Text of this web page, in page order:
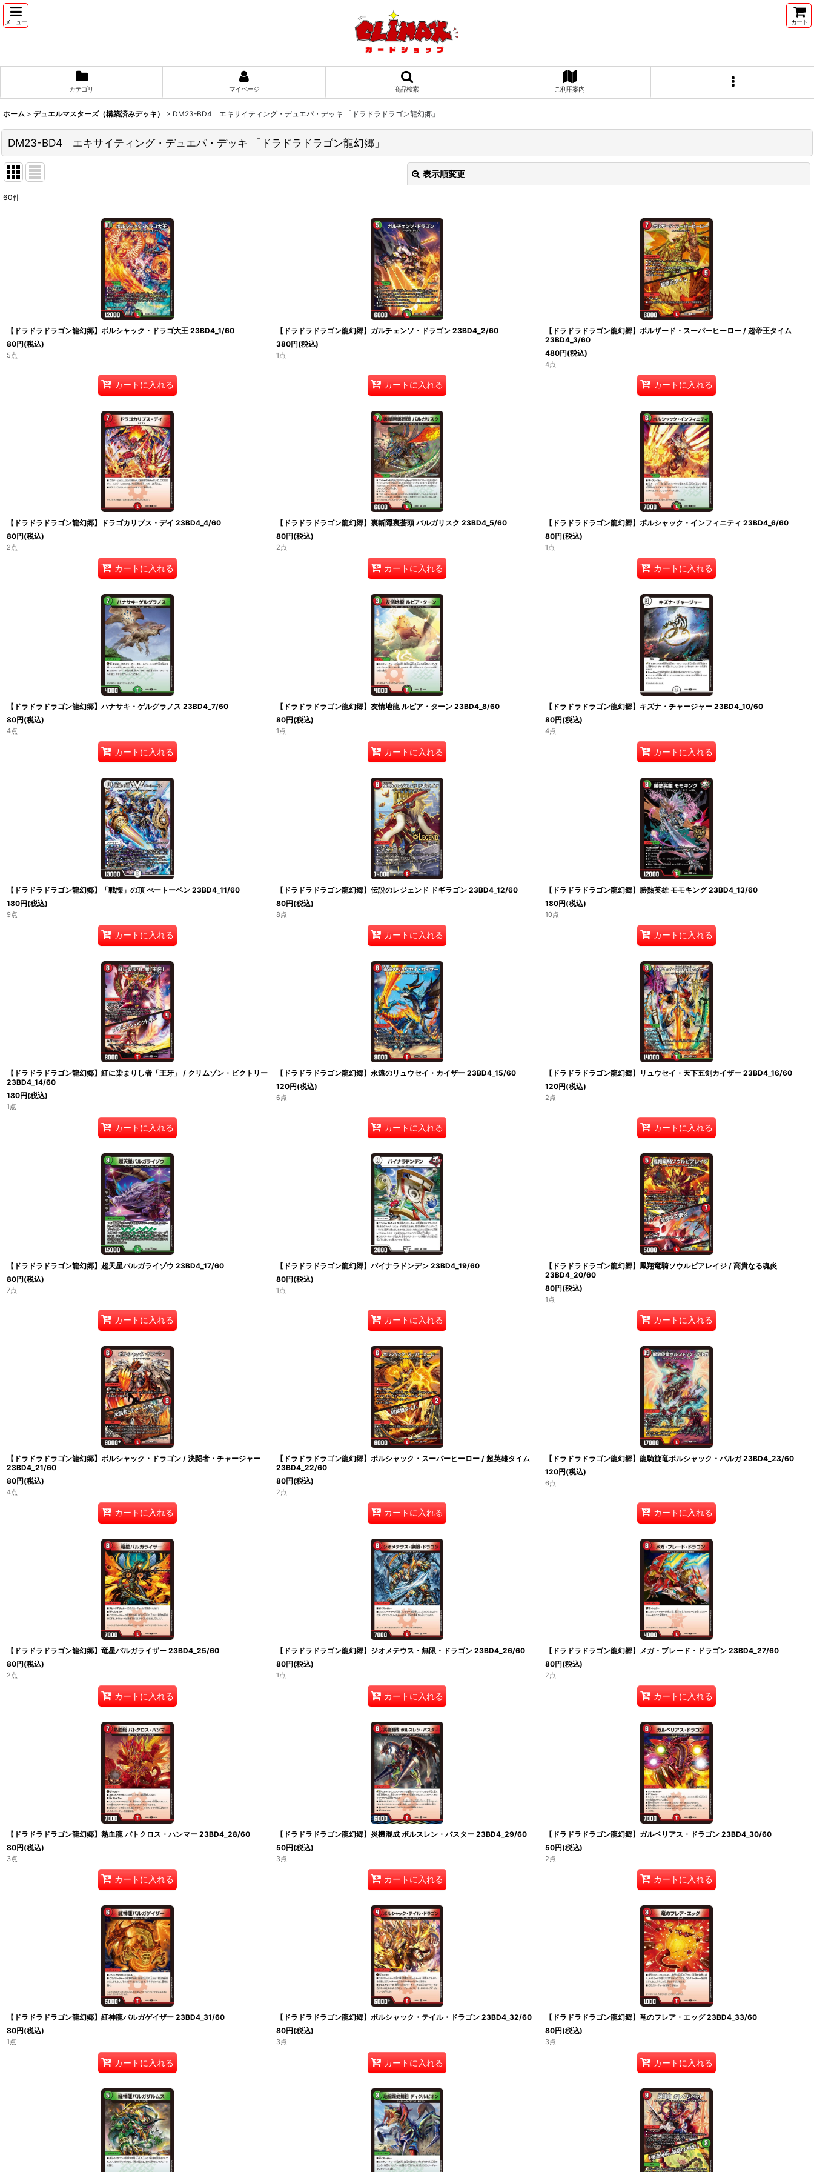
メニュー カート
カテゴリ マイページ 商品検索 ご利用案内
ホーム > デュエルマスターズ（構築済みデッキ） > DM23-BD4 エキサイティング・デュエパ・デッキ 「ドラドラドラゴン龍幻郷」
DM23-BD4 エキサイティング・デュエパ・デッキ 「ドラドラドラゴン龍幻郷」
表示順変更
絞り込む
60件
【ドラドラドラゴン龍幻郷】ボルシャック・ドラゴ大王 23BD4_1/60
80円(税込)
5点
カートに入れる
【ドラドラドラゴン龍幻郷】ガルチェンソ・ドラゴン 23BD4_2/60
380円(税込)
1点
カートに入れる
【ドラドラドラゴン龍幻郷】ボルザード・スーパーヒーロー / 超帝王タイム
23BD4_3/60
480円(税込)
4点
カートに入れる
【ドラドラドラゴン龍幻郷】ドラゴカリプス・デイ 23BD4_4/60
80円(税込)
2点
カートに入れる
【ドラドラドラゴン龍幻郷】裏斬隠裏蒼頭 バルガリスク 23BD4_5/60
80円(税込)
2点
カートに入れる
【ドラドラドラゴン龍幻郷】ボルシャック・インフィニティ 23BD4_6/60
80円(税込)
1点
カートに入れる
【ドラドラドラゴン龍幻郷】ハナサキ・ゲルグラノス 23BD4_7/60
80円(税込)
4点
カートに入れる
【ドラドラドラゴン龍幻郷】友情地龍 ルピア・ターン 23BD4_8/60
80円(税込)
1点
カートに入れる
【ドラドラドラゴン龍幻郷】キズナ・チャージャー 23BD4_10/60
80円(税込)
4点
カートに入れる
【ドラドラドラゴン龍幻郷】「戦慄」の頂 べートーベン 23BD4_11/60
180円(税込)
9点
カートに入れる
【ドラドラドラゴン龍幻郷】伝説のレジェンド ドギラゴン 23BD4_12/60
80円(税込)
8点
カートに入れる
【ドラドラドラゴン龍幻郷】勝熱英雄 モモキング 23BD4_13/60
180円(税込)
10点
カートに入れる
【ドラドラドラゴン龍幻郷】紅に染まりし者「王牙」 / クリムゾン・ビクトリー
23BD4_14/60
180円(税込)
1点
カートに入れる
【ドラドラドラゴン龍幻郷】永遠のリュウセイ・カイザー 23BD4_15/60
120円(税込)
6点
カートに入れる
【ドラドラドラゴン龍幻郷】リュウセイ・天下五剣カイザー 23BD4_16/60
120円(税込)
2点
カートに入れる
【ドラドラドラゴン龍幻郷】超天星バルガライゾウ 23BD4_17/60
80円(税込)
7点
カートに入れる
【ドラドラドラゴン龍幻郷】バイナラドンデン 23BD4_19/60
80円(税込)
1点
カートに入れる
【ドラドラドラゴン龍幻郷】鳳翔竜騎ソウルピアレイジ / 高貴なる魂炎
23BD4_20/60
80円(税込)
1点
カートに入れる
【ドラドラドラゴン龍幻郷】ボルシャック・ドラゴン / 決闘者・チャージャー
23BD4_21/60
80円(税込)
4点
カートに入れる
【ドラドラドラゴン龍幻郷】ボルシャック・スーパーヒーロー / 超英雄タイム
23BD4_22/60
80円(税込)
2点
カートに入れる
【ドラドラドラゴン龍幻郷】龍騎旋竜ボルシャック・バルガ 23BD4_23/60
120円(税込)
6点
カートに入れる
【ドラドラドラゴン龍幻郷】竜星バルガライザー 23BD4_25/60
80円(税込)
2点
カートに入れる
【ドラドラドラゴン龍幻郷】ジオメテウス・無限・ドラゴン 23BD4_26/60
80円(税込)
1点
カートに入れる
【ドラドラドラゴン龍幻郷】メガ・ブレード・ドラゴン 23BD4_27/60
80円(税込)
2点
カートに入れる
【ドラドラドラゴン龍幻郷】熱血龍 バトクロス・ハンマー 23BD4_28/60
80円(税込)
3点
カートに入れる
【ドラドラドラゴン龍幻郷】炎機混成 ボルスレン・バスター 23BD4_29/60
50円(税込)
3点
カートに入れる
【ドラドラドラゴン龍幻郷】ガルベリアス・ドラゴン 23BD4_30/60
50円(税込)
2点
カートに入れる
【ドラドラドラゴン龍幻郷】紅神龍バルガゲイザー 23BD4_31/60
80円(税込)
1点
カートに入れる
【ドラドラドラゴン龍幻郷】ボルシャック・テイル・ドラゴン 23BD4_32/60
80円(税込)
3点
カートに入れる
【ドラドラドラゴン龍幻郷】竜のフレア・エッグ 23BD4_33/60
80円(税込)
3点
カートに入れる